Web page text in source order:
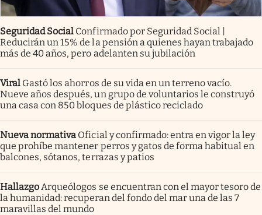
Seguridad Social Confirmado por Seguridad Social |
Reducirán un 15% de la pensión a quienes hayan trabajado
más de 40 años, pero adelanten su jubilación
Viral Gastó los ahorros de su vida en un terreno vacío.
Nueve años después, un grupo de voluntarios le construyó
una casa con 850 bloques de plástico reciclado
Nueva normativa Oficial y confirmado: entra en vigor la ley
que prohíbe mantener perros y gatos de forma habitual en
balcones, sótanos, terrazas y patios
Hallazgo Arqueólogos se encuentran con el mayor tesoro de
la humanidad: recuperan del fondo del mar una de las 7
maravillas del mundo